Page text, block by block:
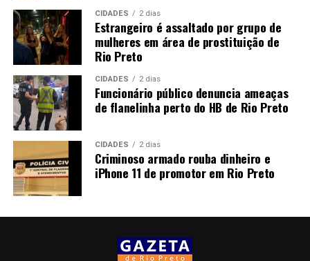
CIDADES 2 dias
Estrangeiro é assaltado por grupo de
mulheres em área de prostituição de
Rio Preto
CIDADES 2 dias
Funcionário público denuncia ameaças
de flanelinha perto do HB de Rio Preto
CIDADES 2 dias
Criminoso armado rouba dinheiro e
iPhone 11 de promotor em Rio Preto